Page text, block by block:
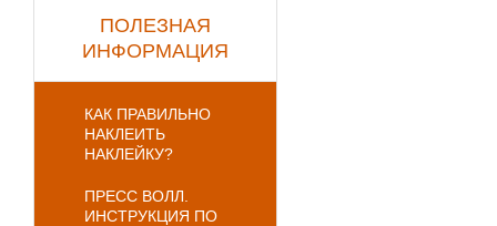
ПОЛЕЗНАЯ
ИНФОРМАЦИЯ
КАК ПРАВИЛЬНО
НАКЛЕИТЬ
НАКЛЕЙКУ?
ПРЕСС ВОЛЛ.
ИНСТРУКЦИЯ ПО